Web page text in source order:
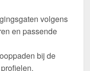
volgens
en passende
bij de